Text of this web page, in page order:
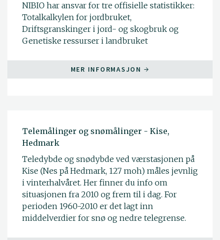
NIBIO har ansvar for tre offisielle statistikker:
Totalkalkylen for jordbruket,
Driftsgranskinger i jord- og skogbruk og
Genetiske ressurser i landbruket
MER INFORMASJON
Telemålinger og snømålinger - Kise,
Hedmark
Teledybde og snødybde ved værstasjonen på
Kise (Nes på Hedmark, 127 moh) måles jevnlig
i vinterhalvåret. Her finner du info om
situasjonen fra 2010 og frem til i dag. For
perioden 1960-2010 er det lagt inn
middelverdier for snø og nedre telegrense.